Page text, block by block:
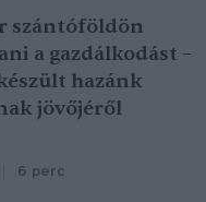
szántóföldön
a gazdálkodást –
hazánk
jövőjéről
6 perc